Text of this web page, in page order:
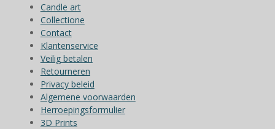
Candle art
Collectione
Contact
Klantenservice
Veilig betalen
Retourneren
Privacy beleid
Algemene voorwaarden
Herroepingsformulier
3D Prints